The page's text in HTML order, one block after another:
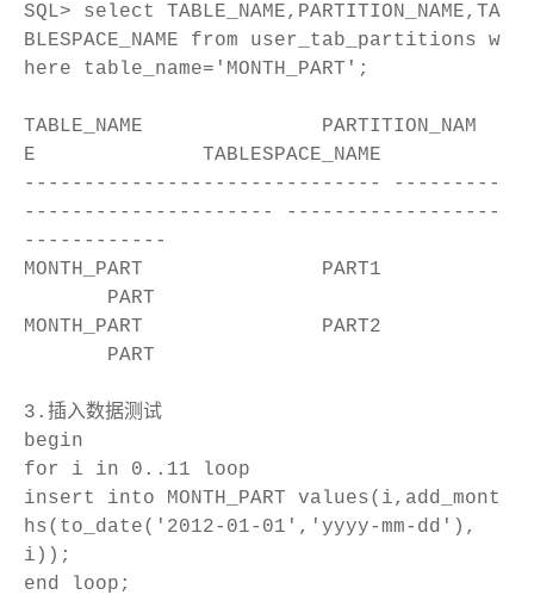
SQL> select TABLE_NAME,PARTITION_NAME,TA
BLESPACE_NAME from user_tab_partitions w
here table_name='MONTH_PART';
TABLE_NAME PARTITION_NAM
E TABLESPACE_NAME
------------------------------ ---------
--------------------- ------------------
------------
MONTH_PART PART1
PART
MONTH_PART PART2
PART
3.插入数据测试
begin
for i in 0..11 loop
insert into MONTH_PART values(i,add_mont
hs(to_date('2012-01-01','yyyy-mm-dd'),
i));
end loop;